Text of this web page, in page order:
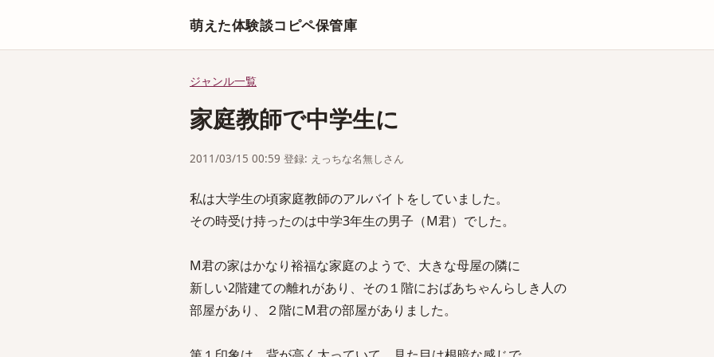
萌えた体験談コピペ保管庫
ジャンル一覧
家庭教師で中学生に
2011/03/15 00:59 登録: えっちな名無しさん
私は大学生の頃家庭教師のアルバイトをしていました。
その時受け持ったのは中学3年生の男子（M君）でした。
M君の家はかなり裕福な家庭のようで、大きな母屋の隣に
新しい2階建ての離れがあり、その１階におばあちゃんらしき人の
部屋があり、２階にM君の部屋がありました。